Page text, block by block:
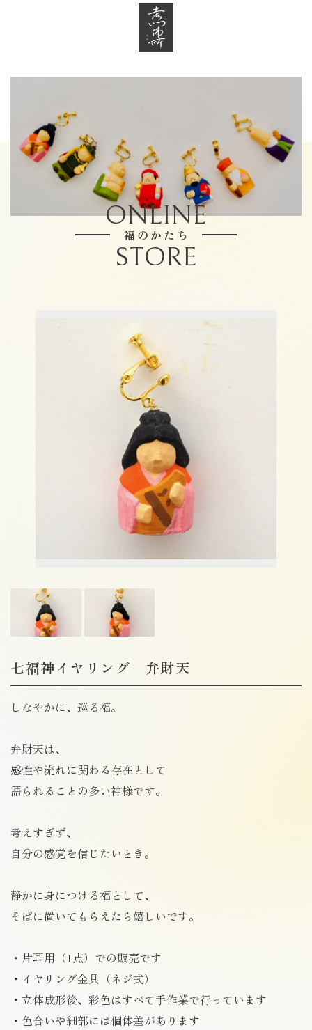
ONLINE
福のかたち
STORE
七福神イヤリング 弁財天
しなやかに、巡る福。
弁財天は、
感性や流れに関わる存在として
語られることの多い神様です。
考えすぎず、
自分の感覚を信じたいとき。
静かに身につける福として、
そばに置いてもらえたら嬉しいです。
・片耳用（1点）での販売です
・イヤリング金具（ネジ式）
・立体成形後、彩色はすべて手作業で行っています
・色合いや細部には個体差があります